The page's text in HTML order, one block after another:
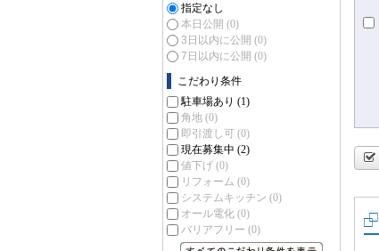
指定なし
本日公開 (0)
3日以内に公開 (0)
7日以内に公開 (0)
こだわり条件
駐車場あり (1)
角地 (0)
即引渡し可 (0)
現在募集中 (2)
値下げ (0)
リフォーム (0)
システムキッチン (0)
オール電化 (0)
バリアフリー (0)